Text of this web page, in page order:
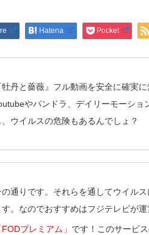
Hatena Pocket
牡丹と薔薇』フル動画を安全に確実
やパンドラ、デイリーモーショ
、ウイルスの危険もあるんでしょ？
の通りです。それらを通してウイル
す。なのでおすすめはフジテレビが
FODプレミアム」 です！このサービ